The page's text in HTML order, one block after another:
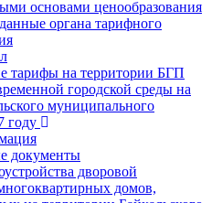
основами ценообразования
органа тарифного
тарифы на территории БГП
городской среды на
муниципального
году
документы
дворовой
домов,